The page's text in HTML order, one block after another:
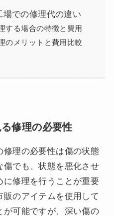
での修理代の違い
する場合の特徴と費用
のメリットと費用比較
修理の必要性
修理の必要性は傷の状態
傷でも、状態を悪化させ
に修理を行うことが重要
のアイテムを使用して
が可能ですが、深い傷の